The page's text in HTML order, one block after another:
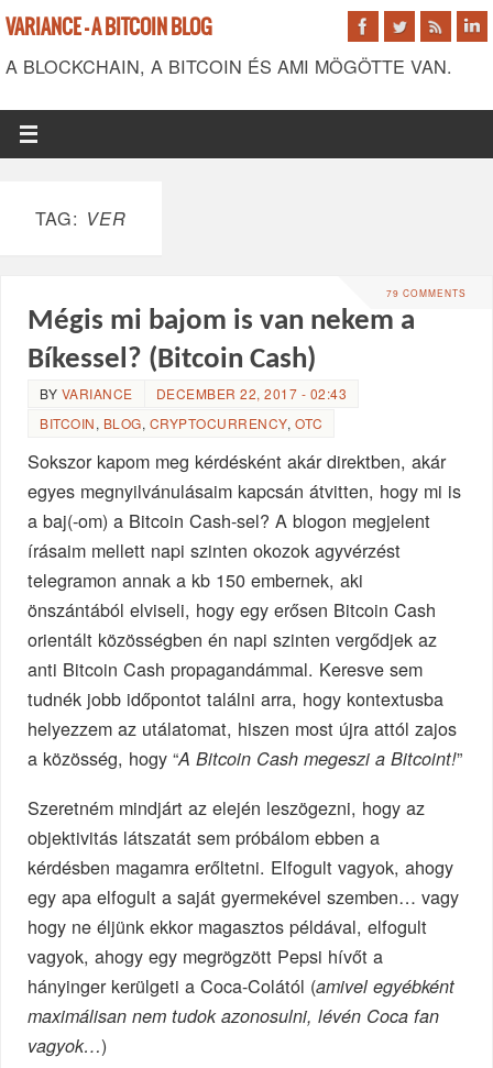
VARIANCE - A BITCOIN BLOG
A BLOCKCHAIN, A BITCOIN ÉS AMI MÖGÖTTE VAN.
TAG: VER
79 COMMENTS
Mégis mi bajom is van nekem a
Bíkessel? (Bitcoin Cash)
BY VARIANCE
DECEMBER 22, 2017 - 02:43
BITCOIN, BLOG, CRYPTOCURRENCY, OTC
Sokszor kapom meg kérdésként akár direktben, akár
egyes megnyilvánulásaim kapcsán átvitten, hogy mi is
a baj(-om) a Bitcoin Cash-sel? A blogon megjelent
írásaim mellett napi szinten okozok agyvérzést
telegramon annak a kb 150 embernek, aki
önszántából elviseli, hogy egy erősen Bitcoin Cash
orientált közösségben én napi szinten vergődjek az
anti Bitcoin Cash propagandámmal. Keresve sem
tudnék jobb időpontot találni arra, hogy kontextusba
helyezzem az utálatomat, hiszen most újra attól zajos
a közösség, hogy “A Bitcoin Cash megeszi a Bitcoint!”
Szeretném mindjárt az elején leszögezni, hogy az
objektivitás látszatát sem próbálom ebben a
kérdésben magamra erőltetni. Elfogult vagyok, ahogy
egy apa elfogult a saját gyermekével szemben… vagy
hogy ne éljünk ekkor magasztos példával, elfogult
vagyok, ahogy egy megrögzött Pepsi hívőt a
hányinger kerülgeti a Coca-Colától (amivel egyébként
maximálisan nem tudok azonosulni, lévén Coca fan
vagyok…)